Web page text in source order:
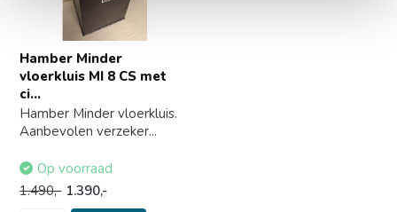
Hamber Minder
vloerkluis MI 8 CS met
ci...
Hamber Minder vloerkluis.
Aanbevolen verzeker...
Op voorraad
1.490,- 1.390,-